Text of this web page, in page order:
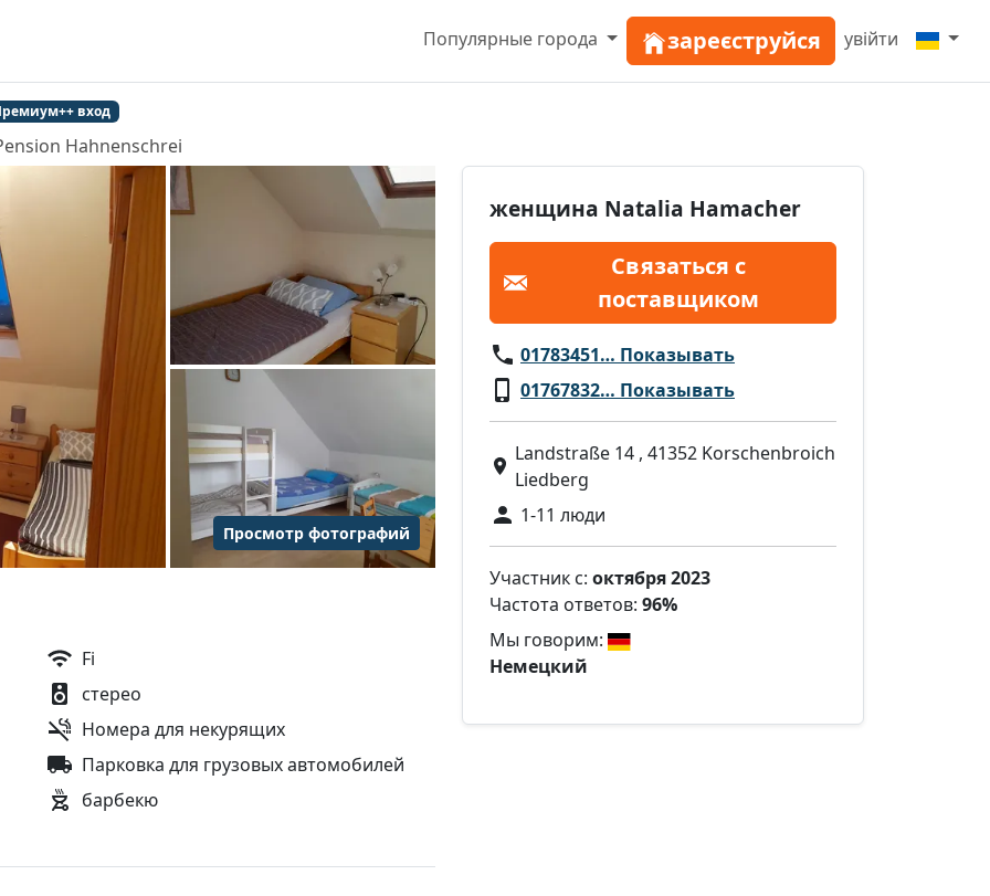
Популярные города зареєструйся увійти
вход
Hahnenschrei
Просмотр фотографий
женщина Natalia Hamacher
Связаться с
поставщиком
01783451… Показывать
01767832… Показывать
Landstraße 14 , 41352 Korschenbroich
Liedberg
1-11 люди
Участник с: октября 2023
Частота ответов: 96%
Мы говорим:
Немецкий
Fi
стерео
Номера для некурящих
Парковка для грузовых автомобилей
барбекю